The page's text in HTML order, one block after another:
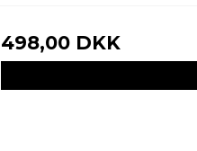
498,00 DKK